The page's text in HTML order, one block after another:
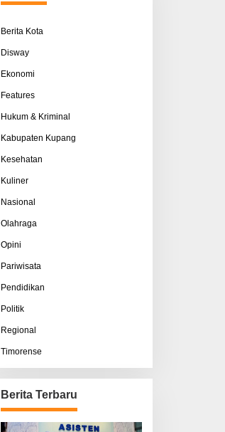
Berita Kota
Disway
Ekonomi
Features
Hukum & Kriminal
Kabupaten Kupang
Kesehatan
Kuliner
Nasional
Olahraga
Opini
Pariwisata
Pendidikan
Politik
Regional
Timorense
Berita Terbaru